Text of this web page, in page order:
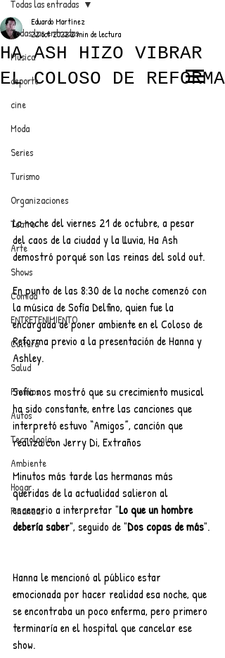
ANUNCIATE CON NOSOTROS
PARA MÁS INFORMACIÓN:
dinamicaseltrendytop@gmail.com
EL TRENDY TOP
CON EDDY MARTINEZ
Todas las entradas
Música
deporte
cine
Moda
Series
Turismo
Organizaciones
Teatro
Arte
Shows
Comida
ENTRETENIMIENTO
Cultura
Salud
Premios
Autos
Tecnología
Ambiente
Hogar
Finanzas
Todas las entradas
HA ASH HIZO VIBRAR
EL COLOSO DE REFORMA
Eduardo Martínez
22 oct 20222 min de lectura
La noche del viernes 21 de octubre, a pesar
del caos de la ciudad y la lluvia, Ha Ash
demostró porqué son las reinas del sold out.
En punto de las 8:30 de la noche comenzó con
la música de Sofía Delfino, quien fue la
encargada de poner ambiente en el Coloso de
Reforma previo a la presentación de Hanna y
Ashley.
Sofía nos mostró que su crecimiento musical
ha sido constante, entre las canciones que
interpretó estuvo “Amigos”, canción que
realiza con Jerry Di, Extraños
Minutos más tarde las hermanas más
queridas de la actualidad salieron al
escenario a interpretar "Lo que un hombre
debería saber", seguido de "Dos copas de más".
Hanna le mencionó al público estar
emocionada por hacer realidad esa noche, que
se encontraba un poco enferma, pero primero
terminaría en el hospital que cancelar ese
show.